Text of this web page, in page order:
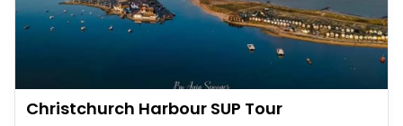
Christchurch Harbour SUP Tour